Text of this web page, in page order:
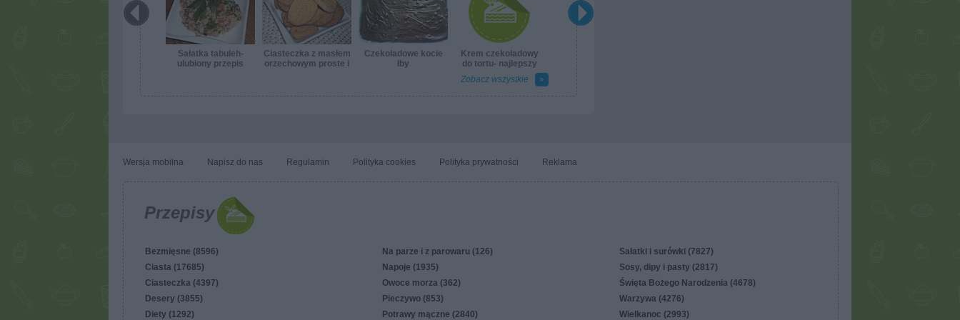
Sałatka tabuleh-
ulubiony przepis
Ciasteczka z masłem
orzechowym proste i
Czekoladowe kocie
łby
Krem czekoladowy
do tortu- najlepszy
Zobacz wszystkie
Wersja mobilna Napisz do nas Regulamin Polityka cookies Polityka prywatności Reklama
Przepisy
Bezmięsne (8596)
Ciasta (17685)
Ciasteczka (4397)
Desery (3855)
Diety (1292)
Na parze i z parowaru (126)
Napoje (1935)
Owoce morza (362)
Pieczywo (853)
Potrawy mączne (2840)
Sałatki i surówki (7827)
Sosy, dipy i pasty (2817)
Święta Bożego Narodzenia (4678)
Warzywa (4276)
Wielkanoc (2993)